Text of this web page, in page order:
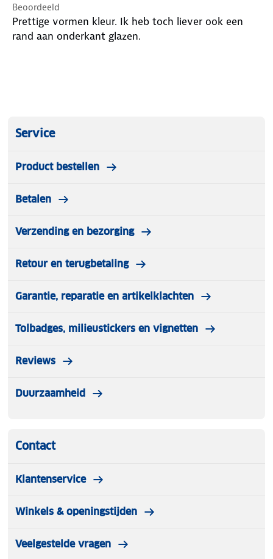
Beoordeeld
Prettige vormen kleur. Ik heb toch liever ook een
rand aan onderkant glazen.
Service
Product bestellen
Betalen
Verzending en bezorging
Retour en terugbetaling
Garantie, reparatie en artikelklachten
Tolbadges, milieustickers en vignetten
Reviews
Duurzaamheid
Contact
Klantenservice
Winkels & openingstijden
Veelgestelde vragen